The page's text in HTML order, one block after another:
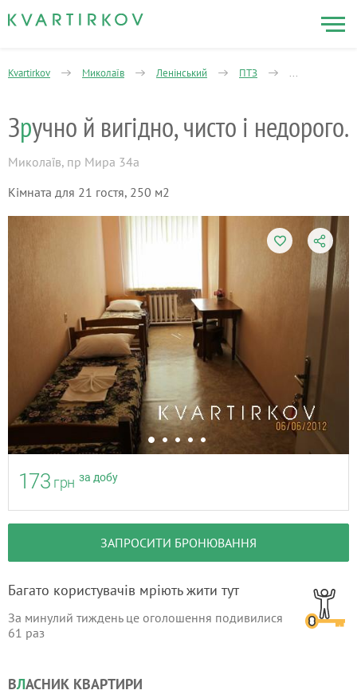
Kvartirkov Миколаїв Ленінський ПТЗ Миру проспект
Зручно й вигідно, чисто і недорого.
Миколаїв, пр Мира 34а
Кімната для 21 гостя, 250 м2
173 грн за добу
ЗАПРОСИТИ БРОНЮВАННЯ
Багато користувачів мріють жити тут
За минулий тиждень це оголошення подивилися
61 раз
ВЛАСНИК КВАРТИРИ